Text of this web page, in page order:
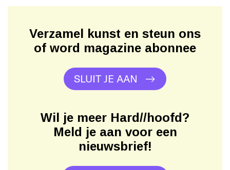
Verzamel kunst en steun ons
of word magazine abonnee
SLUIT JE AAN
Wil je meer Hard//hoofd?
Meld je aan voor een
nieuwsbrief!